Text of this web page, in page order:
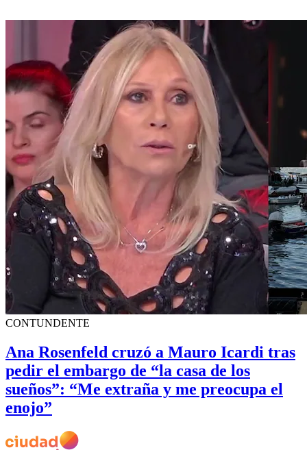
CONTUNDENTE
Ana Rosenfeld cruzó a Mauro Icardi tras
pedir el embargo de “la casa de los
sueños”: “Me extraña y me preocupa el
enojo”